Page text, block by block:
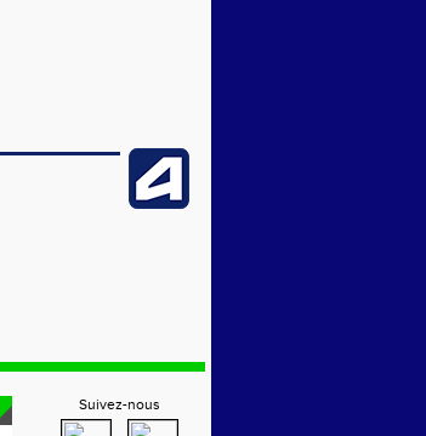
Suivez-nous